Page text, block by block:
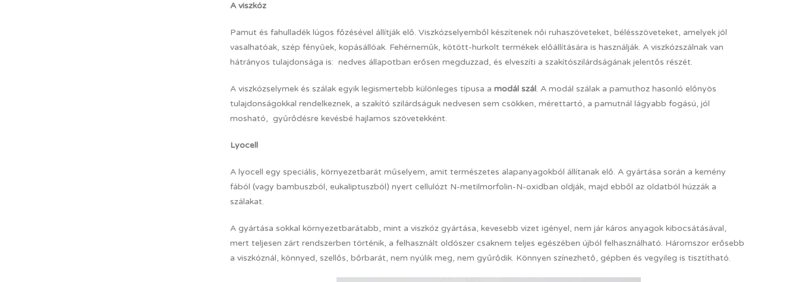
A viszkóz
Pamut és fahulladék lúgos főzésével állítják elő. Viszkózselyemből készítenek női ruhaszöveteket, bélésszöveteket, amelyek jól
vasalhatóak, szép fényűek, kopásállóak. Fehérneműk, kötött-hurkolt termékek előállítására is használják. A viszkózszálnak van
hátrányos tulajdonsága is: nedves állapotban erősen megduzzad, és elveszíti a szakítószilárdságának jelentős részét.
A viszkózselymek és szálak egyik legismertebb különleges típusa a modál szál. A modál szálak a pamuthoz hasonló előnyös
tulajdonságokkal rendelkeznek, a szakító szilárdságuk nedvesen sem csökken, mérettartó, a pamutnál lágyabb fogású, jól
mosható, gyűrődésre kevésbé hajlamos szövetekként.
Lyocell
A lyocell egy speciális, környezetbarát műselyem, amit természetes alapanyagokból állítanak elő. A gyártása során a kemény
fából (vagy bambuszból, eukaliptuszból) nyert cellulózt N-metilmorfolin-N-oxidban oldják, majd ebből az oldatból húzzák a
szálakat.
A gyártása sokkal környezetbarátabb, mint a viszkóz gyártása, kevesebb vizet igényel, nem jár káros anyagok kibocsátásával,
mert teljesen zárt rendszerben történik, a felhasznált oldószer csaknem teljes egészében újból felhasználható. Háromszor erősebb
a viszkóznál, könnyed, szellős, bőrbarát, nem nyúlik meg, nem gyűrődik. Könnyen színezhető, gépben és vegyileg is tisztítható.